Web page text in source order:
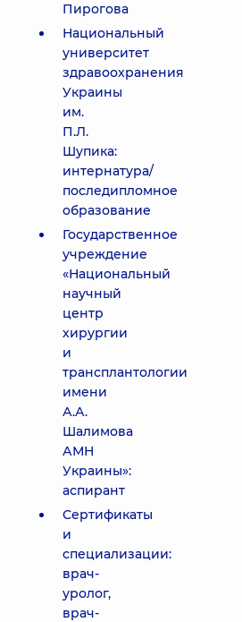
Пирогова
Национальный
университет
здравоохранения
Украины
им.
П.Л.
Шупика:
интернатура/
последипломное
образование
Государственное
учреждение
«Национальный
научный
центр
хирургии
и
трансплантологии
имени
А.А.
Шалимова
АМН
Украины»:
аспирант
Сертификаты
и
специализации:
врач-
уролог,
врач-